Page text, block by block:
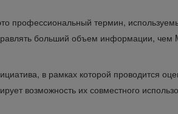
профессиональный термин,
больший объем информации,
в рамках которой проводится
возможность их совместного